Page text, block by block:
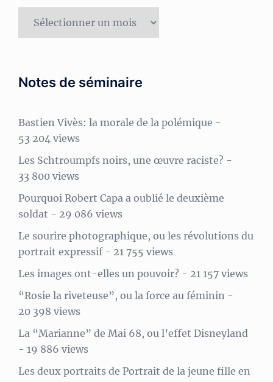
Notes de séminaire
Bastien Vivès: la morale de la polémique -
53 204 views
Les Schtroumpfs noirs, une œuvre raciste? -
33 800 views
Pourquoi Robert Capa a oublié le deuxième
soldat - 29 086 views
Le sourire photographique, ou les révolutions du
portrait expressif- 21 755 views
Les images ont-elles un pouvoir? - 21 157 views
“Rosie la riveteuse”, ou la force au féminin -
20 398 views
La “Marianne” de Mai 68, ou l’effet Disneyland
- 19 886 views
Les deux portraits de Portrait de la jeune fille en